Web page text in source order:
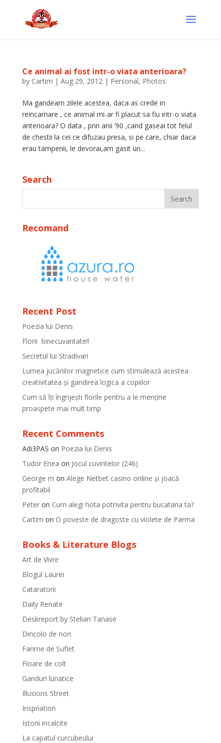
Ce animal ai fost intr-o viata anterioara?
by Cartim | Aug 29, 2012| Personal, Photos
Ma gandeam zilele acestea, daca as crede in
reincarnare , ce animal mi-ar fi placut sa fiu intr-o viata
anterioara? O data , prin anii ’90 ,cand gaseai tot felul
de chestii la cei ce difuzau presa, si pe care, chiar daca
erau tampenii, le devorai,am gasit un...
Search
Recomand
Recent Post
Poezia lui Denis
Florii binecuvantate!!
Secretul lui Stradivari
Lumea jucăriilor magnetice cum stimulează acestea
creativitatea și gandirea logica a copiilor
Cum să îți îngrijești florile pentru a le menține
proaspete mai mult timp
Recent Comments
Adi3PAS on Poezia lui Denis
Tudor Enea on Jocul cuvintelor (246)
George m on Alege Netbet casino online și joacă
profitabil
Peteron Cum alegi hota potrivita pentru bucataria ta?
Cartim on O poveste de dragoste cu violete de Parma
Books & Literature Blogs
Art de Vivre
Blogul Laurei
Cataratorii
Daily Renate
Deskreport by Stelian Tanase
Dincolo de nori
Farime de Suflet
Floare de colt
Ganduri lunatice
Illusions Street
Inspriation
Istorii incalcite
La capatul curcubeului